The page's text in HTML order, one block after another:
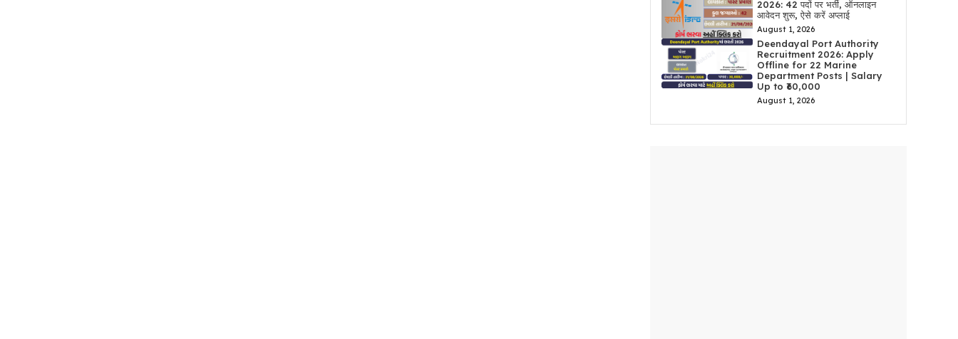
2026: 42 पदों पर भर्ती, ऑनलाइन
आवेदन शुरू, ऐसे करें अप्लाई
August 1, 2026
Deendayal Port Authority
Recruitment 2026: Apply
Offline for 22 Marine
Department Posts | Salary
Up to ₹60,000
August 1, 2026